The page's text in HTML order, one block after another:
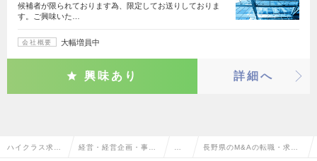
候補者が限られております為、限定してお送りしておりま
す。ご興味いた…
会社概要 大幅増員中
興味あり 詳細へ
ハイクラス求人 経営・経営企画・事業 長野県のM&Aの転職・求人